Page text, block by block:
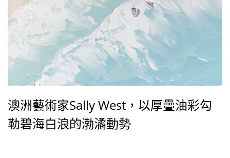
澳洲藝術家Sally West，以厚疊油彩勾
勒碧海白浪的渤潏動勢